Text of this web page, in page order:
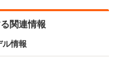
-
関連情報
ル情報